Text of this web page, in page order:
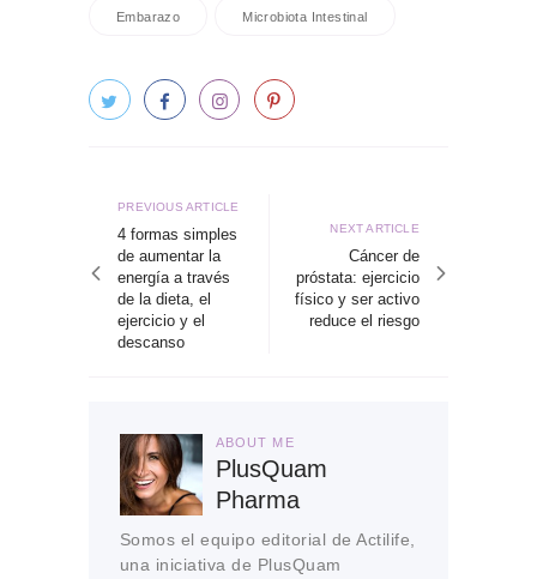
Embarazo Microbiota Intestinal
de
entradas
Previous
article
PREVIOUS ARTICLE
4 formas simples
de aumentar la
energía a través
de la dieta, el
ejercicio y el
descanso
Next
article
NEXT ARTICLE
Cáncer de
próstata: ejercicio
físico y ser activo
reduce el riesgo
ABOUT ME
PlusQuam
Pharma
Somos el equipo editorial de Actilife,
una iniciativa de PlusQuam